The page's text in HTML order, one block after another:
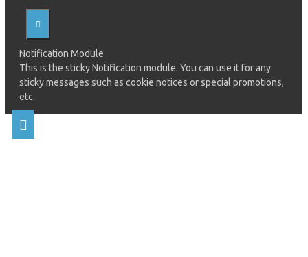
Notification Module
This is the sticky Notification module. You can use it for any
sticky messages such as cookie notices or special promotions,
etc.